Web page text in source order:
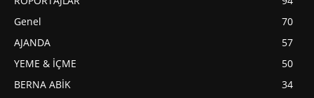
Genel
70
AJANDA
57
YEME & İÇME
50
BERNA ABİK
34